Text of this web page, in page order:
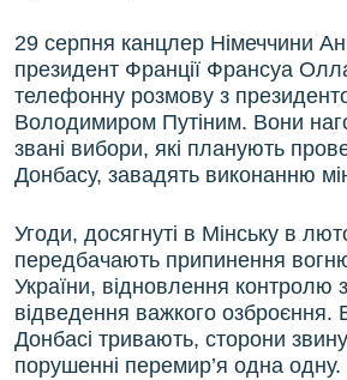
29 серпня канцлер Німеччини
президент Франції Франсуа
телефонну розмову з
Володимиром Путіним. Вони
звані вибори, які планують
Донбасу, завадять виконанню
Угоди, досягнуті в Мінську в
передбачають припинення
України, відновлення контролю
відведення важкого озброєння.
Донбасі тривають, сторони
порушенні перемир’я одна одну.